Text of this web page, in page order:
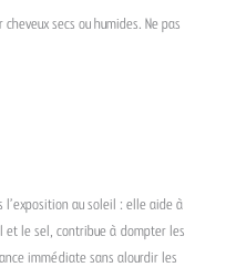
secs ou humides. Ne pas
au soleil : elle aide à
et le sel, contribue à dompter les
immédiate sans alourdir les